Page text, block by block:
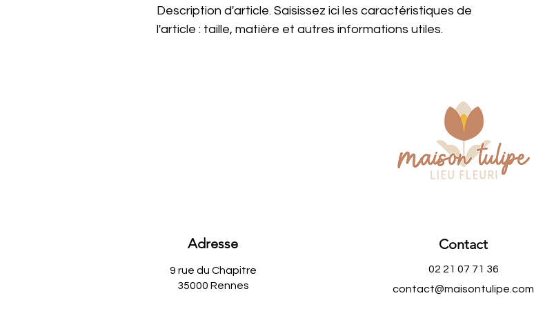
Description d'article. Saisissez ici les caractéristiques de
l'article : taille, matière et autres informations utiles.
Adresse
9 rue du Chapitre
35000 Rennes
Contact
02 21 07 71 36
contact@maisontulipe.com